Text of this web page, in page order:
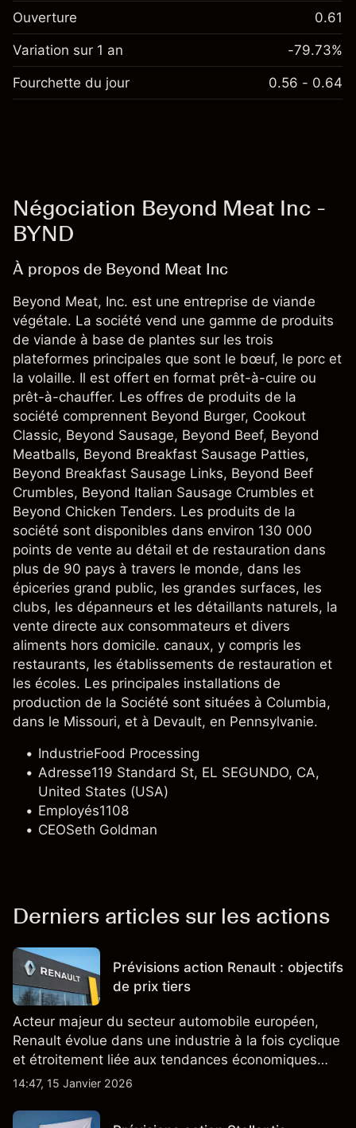
Ouverture 0.61
Variation sur 1 an -79.73%
Fourchette du jour 0.56 - 0.64
Négociation Beyond Meat Inc -
BYND
À propos de Beyond Meat Inc
Beyond Meat, Inc. est une entreprise de viande
végétale. La société vend une gamme de produits
de viande à base de plantes sur les trois
plateformes principales que sont le bœuf, le porc et
la volaille. Il est offert en format prêt-à-cuire ou
prêt-à-chauffer. Les offres de produits de la
société comprennent Beyond Burger, Cookout
Classic, Beyond Sausage, Beyond Beef, Beyond
Meatballs, Beyond Breakfast Sausage Patties,
Beyond Breakfast Sausage Links, Beyond Beef
Crumbles, Beyond Italian Sausage Crumbles et
Beyond Chicken Tenders. Les produits de la
société sont disponibles dans environ 130 000
points de vente au détail et de restauration dans
plus de 90 pays à travers le monde, dans les
épiceries grand public, les grandes surfaces, les
clubs, les dépanneurs et les détaillants naturels, la
vente directe aux consommateurs et divers
aliments hors domicile. canaux, y compris les
restaurants, les établissements de restauration et
les écoles. Les principales installations de
production de la Société sont situées à Columbia,
dans le Missouri, et à Devault, en Pennsylvanie.
IndustrieFood Processing
Adresse119 Standard St, EL SEGUNDO, CA,
United States (USA)
Employés1108
CEOSeth Goldman
Derniers articles sur les actions
Prévisions action Renault : objectifs
de prix tiers
Acteur majeur du secteur automobile européen,
Renault évolue dans une industrie à la fois cyclique
et étroitement liée aux tendances économiques
générales.
14:47, 15 Janvier 2026